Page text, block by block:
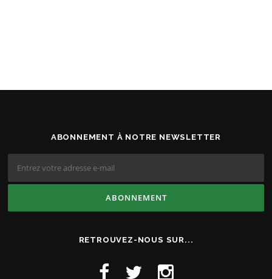
ABONNEMENT À NOTRE NEWSLETTER
RETROUVEZ-NOUS SUR...